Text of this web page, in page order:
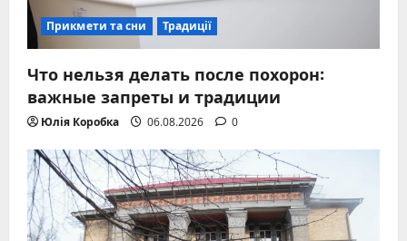
Прикмети та сни Традиції
Что нельзя делать после похорон:
важные запреты и традиции
Юлія Коробка 06.08.2026 0